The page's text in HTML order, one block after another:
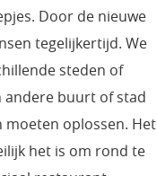
Door de nieuwe
tegelijkertijd. We
steden of
andere buurt of stad
moeten oplossen. Het
het is om rond te